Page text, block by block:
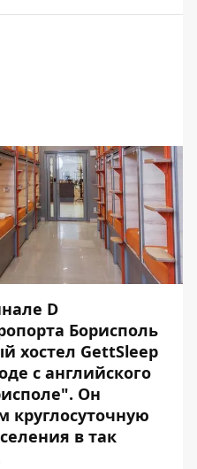
D
Борисполь
хостел GettSleep
с английского
Он
круглосуточную
в так